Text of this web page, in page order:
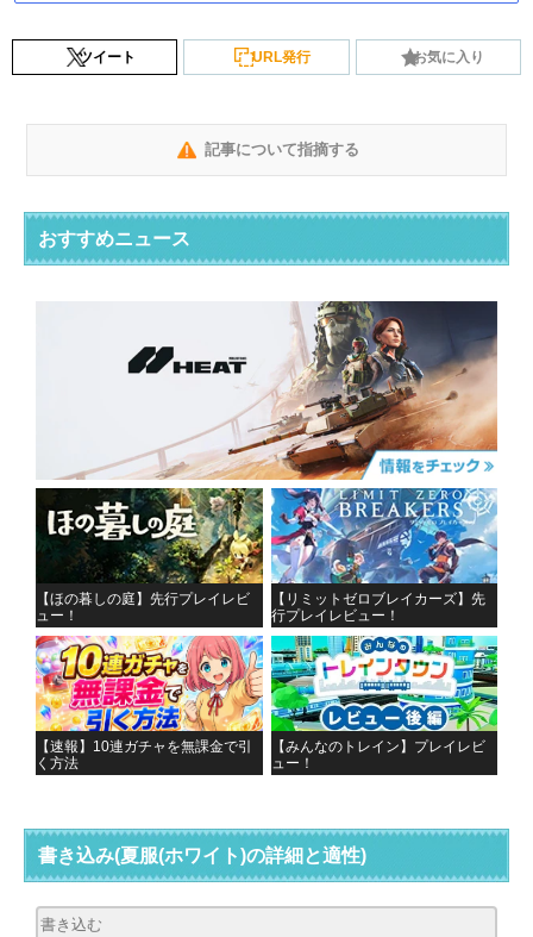
ツイート URL発行 お気に入り
記事について指摘する
おすすめニュース
【ほの暮しの庭】先行プレイレビ
ュー！
【リミットゼロブレイカーズ】先
行プレイレビュー！
【速報】10連ガチャを無課金で引
く方法
【みんなのトレイン】プレイレビ
ュー！
書き込み(夏服(ホワイト)の詳細と適性)